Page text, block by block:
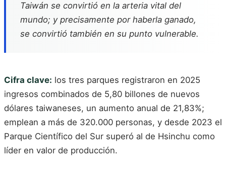
Taiwán se convirtió en la arteria vital del
mundo; y precisamente por haberla ganado,
se convirtió también en su punto vulnerable.
Cifra clave: los tres parques registraron en 2025
ingresos combinados de 5,80 billones de nuevos
dólares taiwaneses, un aumento anual de 21,83%;
emplean a más de 320.000 personas, y desde 2023 el
Parque Científico del Sur superó al de Hsinchu como
líder en valor de producción.